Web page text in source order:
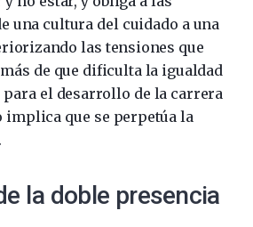
una cultura del cuidado a una
las tensiones que
de que dificulta la igualdad
el desarrollo de la carrera
implica que se perpetúa la
la doble presencia